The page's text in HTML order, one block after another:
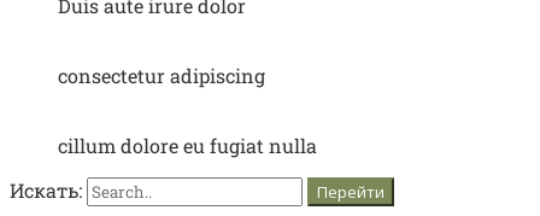
Duis aute irure dolor
consectetur adipiscing
cillum dolore eu fugiat nulla
Искать: